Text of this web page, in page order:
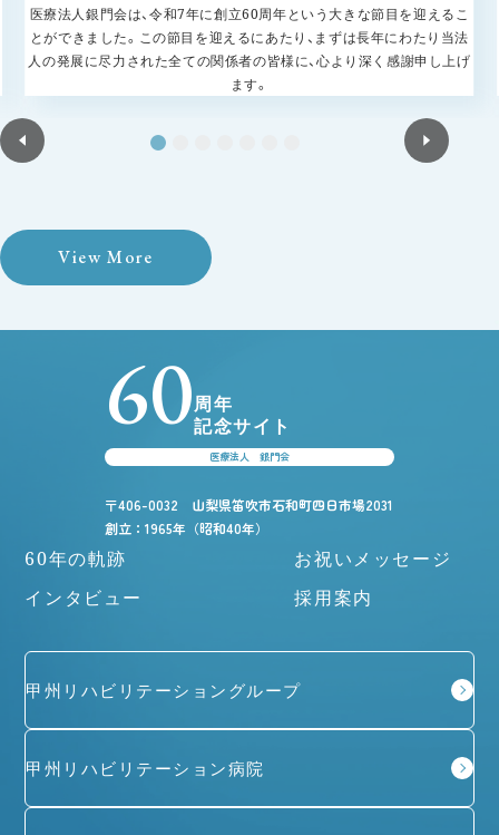
医療法人銀門会は、令和7年に創立60周年という大きな節目を迎えるこ
とができました。この節目を迎えるにあたり、まずは長年にわたり当法
人の発展に尽力された全ての関係者の皆様に、心より深く感謝申し上げ
ます。
View More
60周年
記念サイト
医療法人 銀門会
〒406-0032 山梨県笛吹市石和町四日市場2031
創立：1965年（昭和40年）
60年の軌跡
インタビュー
お祝いメッセージ
採用案内
甲州リハビリテーショングループ
甲州リハビリテーション病院